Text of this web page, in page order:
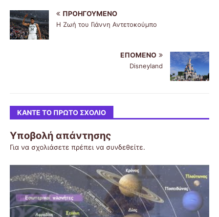
ΠΡΟΗΓΟΎΜΕΝΟ
Η Ζωή του Γιάννη Αντετοκούμπο
ΕΠΌΜΕΝΟ
Disneyland
ΚΆΝΤΕ ΤΟ ΠΡΏΤΟ ΣΧΌΛΙΟ
Υποβολή απάντησης
Για να σχολιάσετε πρέπει να συνδεθείτε.